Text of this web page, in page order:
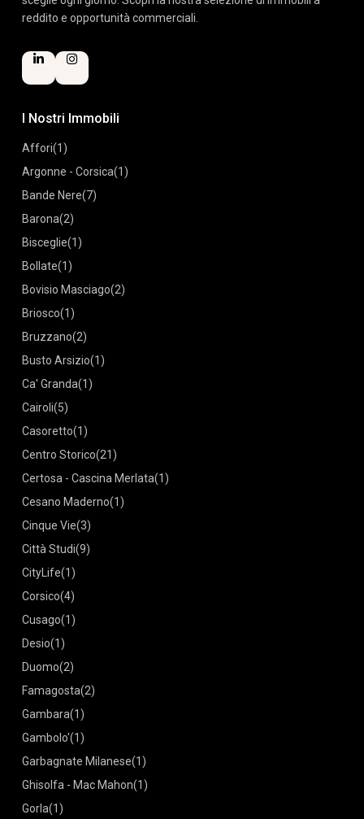
reddito e opportunità commerciali.
I Nostri Immobili
Affori(1)
Argonne - Corsica(1)
Bande Nere(7)
Barona(2)
Bisceglie(1)
Bollate(1)
Bovisio Masciago(2)
Briosco(1)
Bruzzano(2)
Busto Arsizio(1)
Ca' Granda(1)
Cairoli(5)
Casoretto(1)
Centro Storico(21)
Certosa - Cascina Merlata(1)
Cesano Maderno(1)
Cinque Vie(3)
Città Studi(9)
CityLife(1)
Corsico(4)
Cusago(1)
Desio(1)
Duomo(2)
Famagosta(2)
Gambara(1)
Gambolo'(1)
Garbagnate Milanese(1)
Ghisolfa - Mac Mahon(1)
Gorla(1)